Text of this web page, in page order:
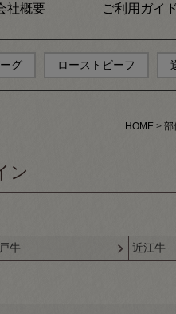
社概要 ご利用ガイド
グ ローストビーフ
HOME 部
ン
牛 近江牛